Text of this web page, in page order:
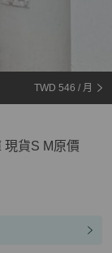
TWD 546 / 月
現貨S M原價